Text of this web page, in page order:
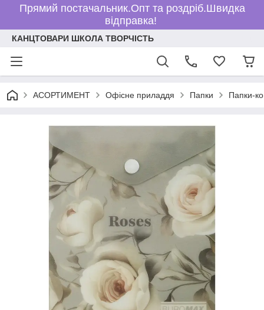
Прямий постачальник.Опт та роздріб.Швидка
відправка!
КАНЦТОВАРИ ШКОЛА ТВОРЧІСТЬ
АСОРТИМЕНТ Офісне приладдя Папки Папки-